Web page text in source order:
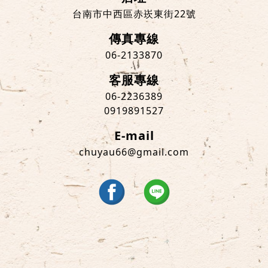
台南市中西區赤崁東街22號
傳真專線
06-2133870
客服專線
06-2236389
0919891527
E-mail
chuyau66@gmail.com